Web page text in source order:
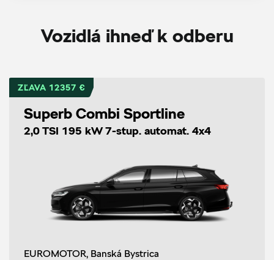
Vozidlá ihneď k odberu
ZĽAVA 12357 €
Superb Combi Sportline
2,0 TSI 195 kW 7-stup. automat. 4x4
EUROMOTOR, Banská Bystrica